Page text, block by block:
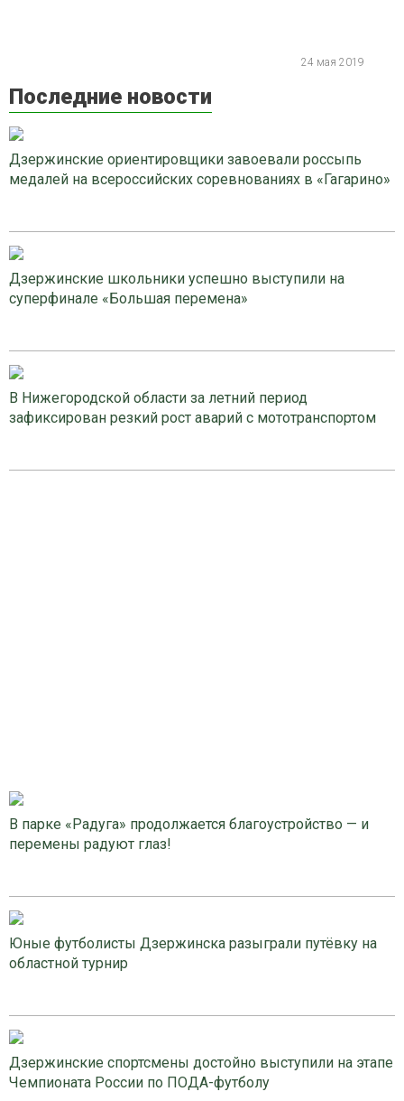
24 мая 2019
Последние новости
Дзержинские ориентировщики завоевали россыпь
медалей на всероссийских соревнованиях в «Гагарино»
Дзержинские школьники успешно выступили на
суперфинале «Большая перемена»
В Нижегородской области за летний период
зафиксирован резкий рост аварий с мототранспортом
В парке «Радуга» продолжается благоустройство — и
перемены радуют глаз!
Юные футболисты Дзержинска разыграли путёвку на
областной турнир
Дзержинские спортсмены достойно выступили на этапе
Чемпионата России по ПОДА-футболу